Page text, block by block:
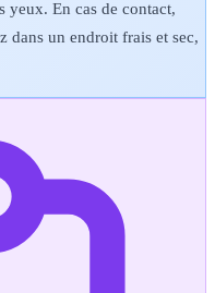
yeux. En cas de contact,
dans un endroit frais et sec,